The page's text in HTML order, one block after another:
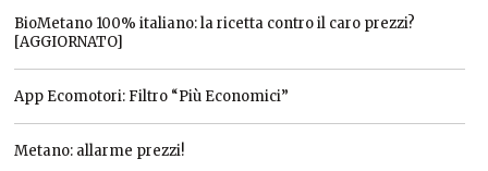
BioMetano 100% italiano: la ricetta contro il caro prezzi?
[AGGIORNATO]
App Ecomotori: Filtro “Più Economici”
Metano: allarme prezzi!